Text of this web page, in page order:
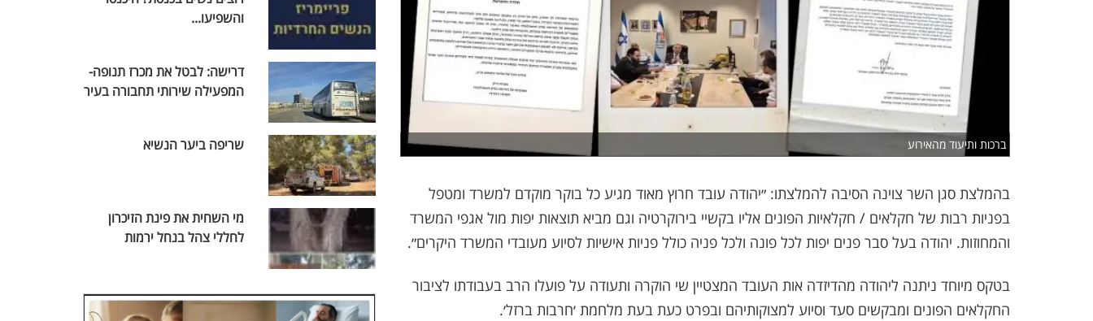
ברכות ותיעוד מהאירוע
בהמלצת סגן השר צוינה הסיבה להמלצתו: ״יהודה עובד חרוץ מאוד מגיע כל בוקר מוקדם למשרד ומטפל
בפניות רבות של חקלאים / חקלאיות הפונים אליו בקשיי בירוקרטיה וגם מביא תוצאות יפות מול אגפי המשרד
והמחוזות. יהודה בעל סבר פנים יפות לכל פונה ולכל פניה כולל פניות אישיות לסיוע מעובדי המשרד היקרים״.
בטקס מיוחד ניתנה ליהודה מהדיזדה אות העובד המצטיין שי הוקרה ותעודה על פועלו הרב בעבודתו לציבור
החקלאים הפונים ומבקשים סעד וסיוע למצוקותיהם ובפרט כעת בעת מלחמת ׳חרבות ברזל׳.
והשפיעו...
דרישה: לבטל את מכרז תנופה-
המפעילה שירותי תחבורה בעיר
שריפה ביער הנשיא
מי השחית את פינת הזיכרון
לחללי צהל בנחל ירמות